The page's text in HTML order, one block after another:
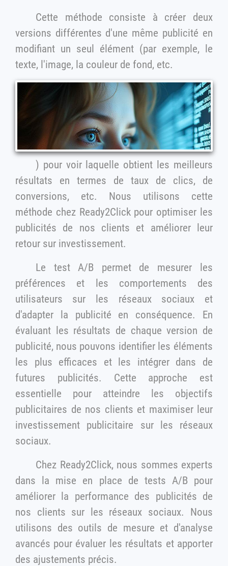
Cette méthode consiste à créer deux
versions différentes d'une même publicité en
modifiant un seul élément (par exemple, le
texte, l'image, la couleur de fond, etc.
) pour voir laquelle obtient les meilleurs
résultats en termes de taux de clics, de
conversions, etc. Nous utilisons cette
méthode chez Ready2Click pour optimiser les
publicités de nos clients et améliorer leur
retour sur investissement.
Le test A/B permet de mesurer les
préférences et les comportements des
utilisateurs sur les réseaux sociaux et
d'adapter la publicité en conséquence. En
évaluant les résultats de chaque version de
publicité, nous pouvons identifier les éléments
les plus efficaces et les intégrer dans de
futures publicités. Cette approche est
essentielle pour atteindre les objectifs
publicitaires de nos clients et maximiser leur
investissement publicitaire sur les réseaux
sociaux.
Chez Ready2Click, nous sommes experts
dans la mise en place de tests A/B pour
améliorer la performance des publicités de
nos clients sur les réseaux sociaux. Nous
utilisons des outils de mesure et d'analyse
avancés pour évaluer les résultats et apporter
des ajustements précis.